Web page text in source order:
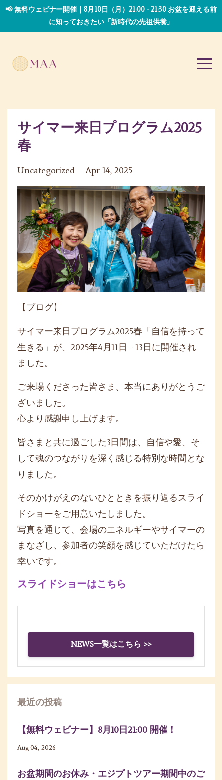
📢 無料ウェビナー開催｜8月10日（月）21:00 - 21:30 お盆を迎える前
に知っておきたい「新時代の先祖供養」
サイマー来日プログラム2025
春
Uncategorized Apr 14, 2025
【ブログ】
サイマー来日プログラム2025春「自信を持って
生きる」が、2025年4月11日 - 13日に開催され
ました。
ご来場くださった皆さま、本当にありがとうご
ざいました。
心より感謝申し上げます。
皆さまと共に過ごした3日間は、自信や愛、そ
して魂のつながりを深く感じる特別な時間とな
りました。
そのかけがえのないひとときを振り返るスライ
ドショーをご用意いたしました。
写真を通じて、会場のエネルギーやサイマーの
まなざし、参加者の笑顔を感じていただけたら
幸いです。
スライドショーはこちら
NEWS一覧はこちら >>
最近の投稿
【無料ウェビナー】8月10日21:00 開催！
Aug 04, 2026
お盆期間のお休み・エジプトツアー期間中のご